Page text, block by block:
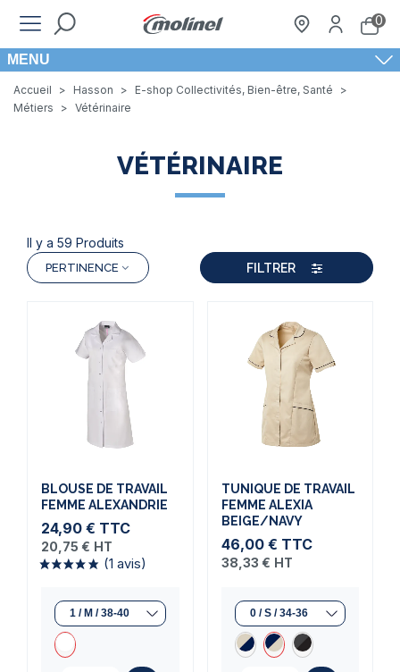
0
MENU
Accueil > Hasson > E-shop Collectivités, Bien-être, Santé
>
Métiers
> Vétérinaire
VÉTÉRINAIRE
Il y a 59 Produits
PERTINENCE FILTRER
BLOUSE DE TRAVAIL
FEMME ALEXANDRIE
24,90 € TTC
(1 avis)
20,75 € HT
TUNIQUE DE TRAVAIL
FEMME ALEXIA
BEIGE/NAVY
46,00 € TTC
38,33 € HT